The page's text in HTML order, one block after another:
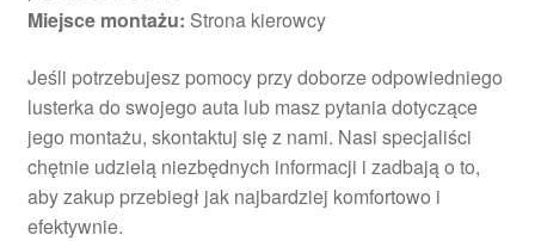
Miejsce montażu: Strona kierowcy
Jeśli potrzebujesz pomocy przy doborze odpowiedniego
lusterka do swojego auta lub masz pytania dotyczące
jego montażu, skontaktuj się z nami. Nasi specjaliści
chętnie udzielą niezbędnych informacji i zadbają o to,
aby zakup przebiegł jak najbardziej komfortowo i
efektywnie.